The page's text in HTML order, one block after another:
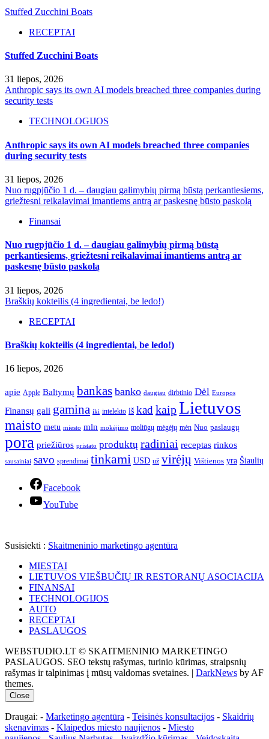
Stuffed Zucchini Boats
RECEPTAI
Stuffed Zucchini Boats
31 liepos, 2026
Anthropic says its own AI models breached three companies during
security tests
TECHNOLOGIJOS
Anthropic says its own AI models breached three companies
during security tests
31 liepos, 2026
Nuo rugpjūčio 1 d. – daugiau galimybių pirmą būstą perkantiesiems,
griežtesni reikalavimai imantiems antrą ar paskesnę būsto paskolą
Finansai
Nuo rugpjūčio 1 d. – daugiau galimybių pirmą būstą
perkantiesiems, griežtesni reikalavimai imantiems antrą ar
paskesnę būsto paskolą
31 liepos, 2026
Braškių kokteilis (4 ingredientai, be ledo!)
RECEPTAI
Braškių kokteilis (4 ingredientai, be ledo!)
16 liepos, 2026
apie Apple Baltymų bankas banko daugiau dirbtinio Dėl Europos
Finansų gali gamina iki intelekto iš kad kaipLietuvos
maisto metu miesto mln mokėjimo moliūgų mėgėjų mėn Nuo paslaugų
pora priežiūros pristato produktų radiniai receptas rinkos
sausainiai savo sprendimai tinkami USD už virėjų Vištienos yra Šiaulių
Facebook
YouTube
Susisiekti : Skaitmeninio marketingo agentūra
MIESTAI
LIETUVOS VIEŠBUČIŲ IR RESTORANŲ ASOCIACIJA
FINANSAI
TECHNOLOGIJOS
AUTO
RECEPTAI
PASLAUGOS
WEBSTUDIO.LT © SKAITMENINIO MARKETINGO
PASLAUGOS. SEO tekstų rašymas, turinio kūrimas, straipsnių
rašymas ir talpinimas į mūsų valdomas svetaines. | DarkNews by AF
themes.
Close
Draugai: - Marketingo agentūra - Teisinės konsultacijos - Skaidrių
skenavimas - Klaipedos miesto naujienos - Miesto